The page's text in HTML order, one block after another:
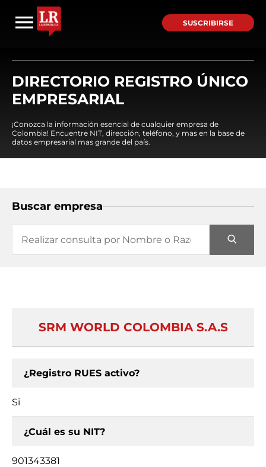
SUSCRIBIRSE
DIRECTORIO REGISTRO ÚNICO
EMPRESARIAL
¡Conozca la información esencial de cualquier empresa de
Colombia! Encuentre NIT, dirección, teléfono, y mas en la base de
datos empresarial mas grande del país.
Buscar empresa
SRM WORLD COLOMBIA S.A.S
¿Registro RUES activo?
Si
¿Cuál es su NIT?
901343381